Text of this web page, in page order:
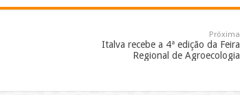
Próxima
Italva recebe a 4ª edição da Feira
Regional de Agroecologia